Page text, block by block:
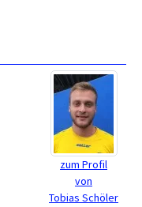
zum Profil
von
Tobias Schöler